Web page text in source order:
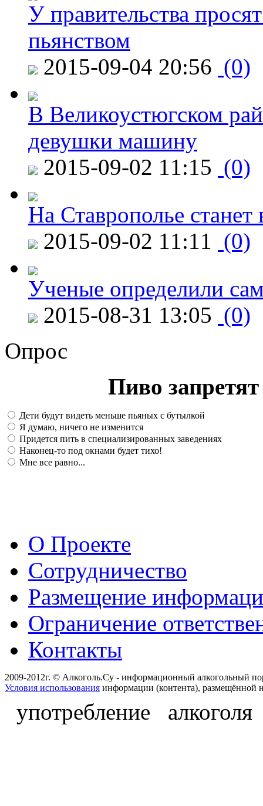
У правительства
пьянством
2015-09-04 20:56 (0)
В Великоустюгском
девушки машину
2015-09-02 11:15 (0)
На Ставрополье
2015-09-02 11:11 (0)
Ученые определили
2015-08-31 13:05 (0)
Опрос
Пиво
Дети будут видеть меньше пьяных с бутылкой
Я думаю, ничего не изменится
Придется пить в специализированных заведениях
Наконец-то под окнами будет тихо!
Мне все равно...
О Проекте
Сотрудничество
Размещение
Ограничение
Контакты
2009-2012г. © Алкоголь.Су - информационный алкогольный
Условия использования информации (контента), размещённой
употребление